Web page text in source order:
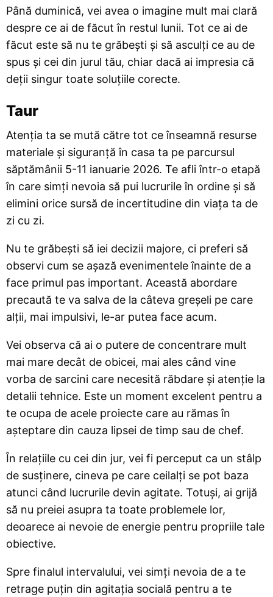
Până duminică, vei avea o imagine mult mai clară
despre ce ai de făcut în restul lunii. Tot ce ai de
făcut este să nu te grăbești și să asculți ce au de
spus și cei din jurul tău, chiar dacă ai impresia că
deții singur toate soluțiile corecte.
Taur
Atenția ta se mută către tot ce înseamnă resurse
materiale și siguranță în casa ta pe parcursul
săptămânii 5-11 ianuarie 2026. Te afli într-o etapă
în care simți nevoia să pui lucrurile în ordine și să
elimini orice sursă de incertitudine din viața ta de
zi cu zi.
Nu te grăbești să iei decizii majore, ci preferi să
observi cum se așază evenimentele înainte de a
face primul pas important. Această abordare
precaută te va salva de la câteva greșeli pe care
alții, mai impulsivi, le-ar putea face acum.
Vei observa că ai o putere de concentrare mult
mai mare decât de obicei, mai ales când vine
vorba de sarcini care necesită răbdare și atenție la
detalii tehnice. Este un moment excelent pentru a
te ocupa de acele proiecte care au rămas în
așteptare din cauza lipsei de timp sau de chef.
În relațiile cu cei din jur, vei fi perceput ca un stâlp
de susținere, cineva pe care ceilalți se pot baza
atunci când lucrurile devin agitate. Totuși, ai grijă
să nu preiei asupra ta toate problemele lor,
deoarece ai nevoie de energie pentru propriile tale
obiective.
Spre finalul intervalului, vei simți nevoia de a te
retrage puțin din agitația socială pentru a te